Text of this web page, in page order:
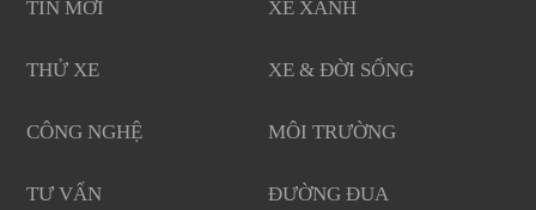
TIN MỚI XE XANH
THỬ XE XE & ĐỜI SỐNG
CÔNG NGHỆ MÔI TRƯỜNG
TƯ VẤN ĐƯỜNG ĐUA